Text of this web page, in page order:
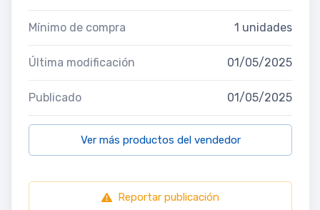
Mínimo de compra 1 unidades
Última modificación 01/05/2025
Publicado 01/05/2025
Ver más productos del vendedor
Reportar publicación